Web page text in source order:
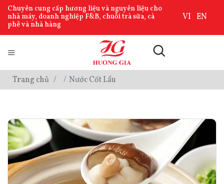
Chuyên cung cấp hương liệu và nguyên liệu cho
nhà máy, doanh nghiệp F&B, chuỗi trà sữa, cà
phê và nhà hàng
VI EN
Trang chủ Nước Cốt Lẩu